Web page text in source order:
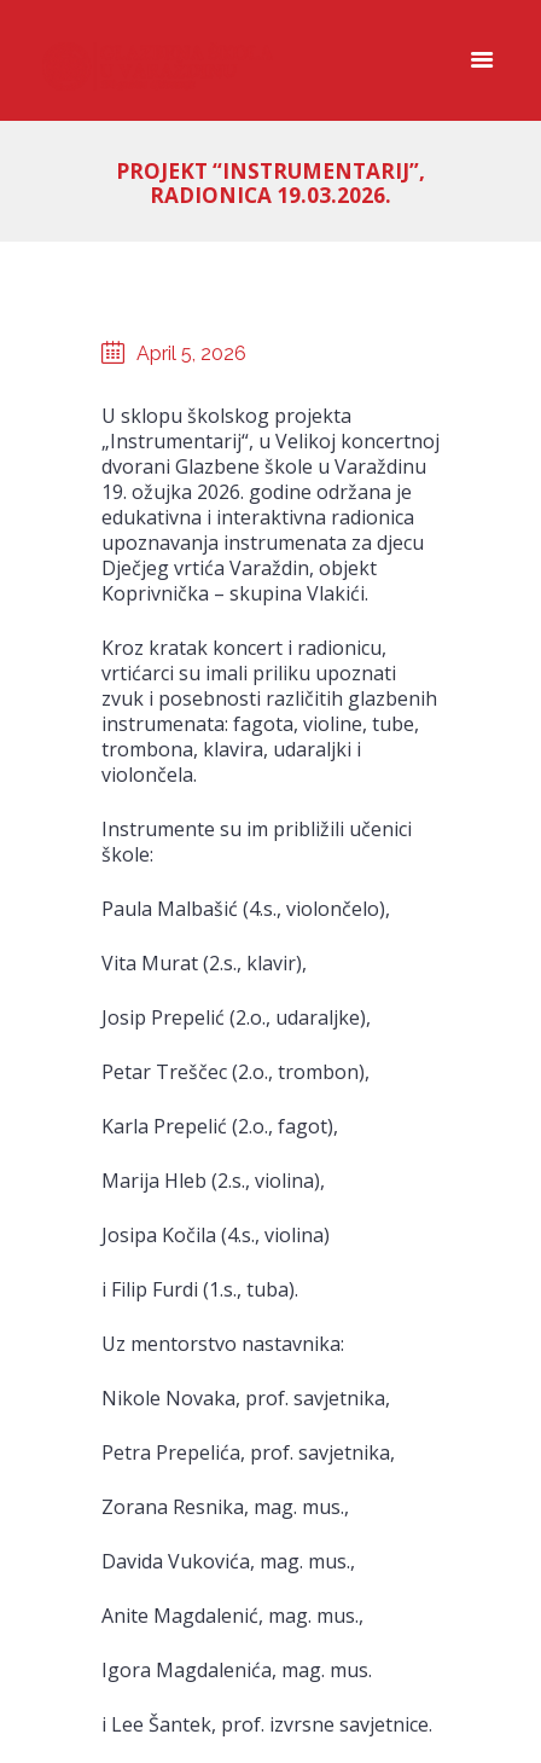
PROJEKT “INSTRUMENTARIJ”,
RADIONICA 19.03.2026.
April 5, 2026
U sklopu školskog projekta
„Instrumentarij“, u Velikoj koncertnoj
dvorani Glazbene škole u Varaždinu
19. ožujka 2026. godine održana je
edukativna i interaktivna radionica
upoznavanja instrumenata za djecu
Dječjeg vrtića Varaždin, objekt
Koprivnička – skupina Vlakići.
Kroz kratak koncert i radionicu,
vrtićarci su imali priliku upoznati
zvuk i posebnosti različitih glazbenih
instrumenata: fagota, violine, tube,
trombona, klavira, udaraljki i
violončela.
Instrumente su im približili učenici
škole:
Paula Malbašić (4.s., violončelo),
Vita Murat (2.s., klavir),
Josip Prepelić (2.o., udaraljke),
Petar Treščec (2.o., trombon),
Karla Prepelić (2.o., fagot),
Marija Hleb (2.s., violina),
Josipa Kočila (4.s., violina)
i Filip Furdi (1.s., tuba).
Uz mentorstvo nastavnika:
Nikole Novaka, prof. savjetnika,
Petra Prepelića, prof. savjetnika,
Zorana Resnika, mag. mus.,
Davida Vukovića, mag. mus.,
Anite Magdalenić, mag. mus.,
Igora Magdalenića, mag. mus.
i Lee Šantek, prof. izvrsne savjetnice.